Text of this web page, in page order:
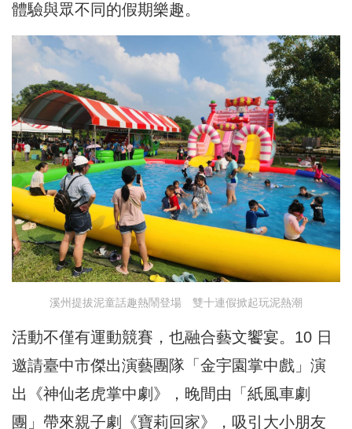
體驗與眾不同的假期樂趣。
溪州提拔泥童話趣熱鬧登場 雙十連假掀起玩泥熱潮
活動不僅有運動競賽，也融合藝文饗宴。10 日
邀請臺中市傑出演藝團隊「金宇園掌中戲」演
出《神仙老虎掌中劇》，晚間由「紙風車劇
團」帶來親子劇《寶莉回家》，吸引大小朋友